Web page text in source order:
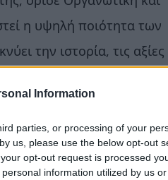
Information
parties, or processing of your
us, please use the below opt-out
opt-out request is processed
information utilized by us
η υψηλή ποιότητα των
την ιστορία, τις αξίες
, σχεδιάζοντας ένα
με τη σύγχρονη
γραφίστες, διαφημιστές,